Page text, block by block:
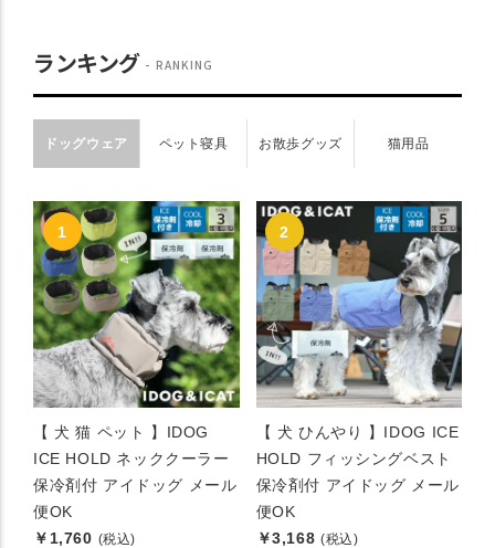
ランキング RANKING
ドッグウェア ペット寝具 お散歩グッズ 猫用品
【 犬 猫 ペット 】IDOG
ICE HOLD ネッククーラー
保冷剤付 アイドッグ メール
便OK
￥1,760 (税込)
【 犬 ひんやり 】IDOG ICE
HOLD フィッシングベスト
保冷剤付 アイドッグ メール
便OK
￥3,168 (税込)